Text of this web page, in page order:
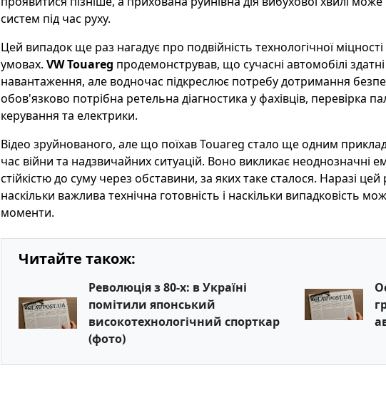
систем під час руху.
Цей випадок ще раз нагадує про подвійність технологічної
умовах. VW Touareg продемонстрував, що сучасні автомобілі
навантаження, але водночас підкреслює потребу дотримання
обов'язково потрібна ретельна діагностика у фахівців, перевірка
керування та електрики.
Відео зруйнованого, але що поїхав Touareg стало ще одним
час війни та надзвичайних ситуацій. Воно викликає неоднозначні
стійкістю до суму через обставини, за яких таке сталося. Наразі
наскільки важлива технічна готовність і наскільки випадковість
моменти.
Читайте також:
Революція з 80-х: в Україні
помітили японський
високотехнологічний спорткар
(фото)